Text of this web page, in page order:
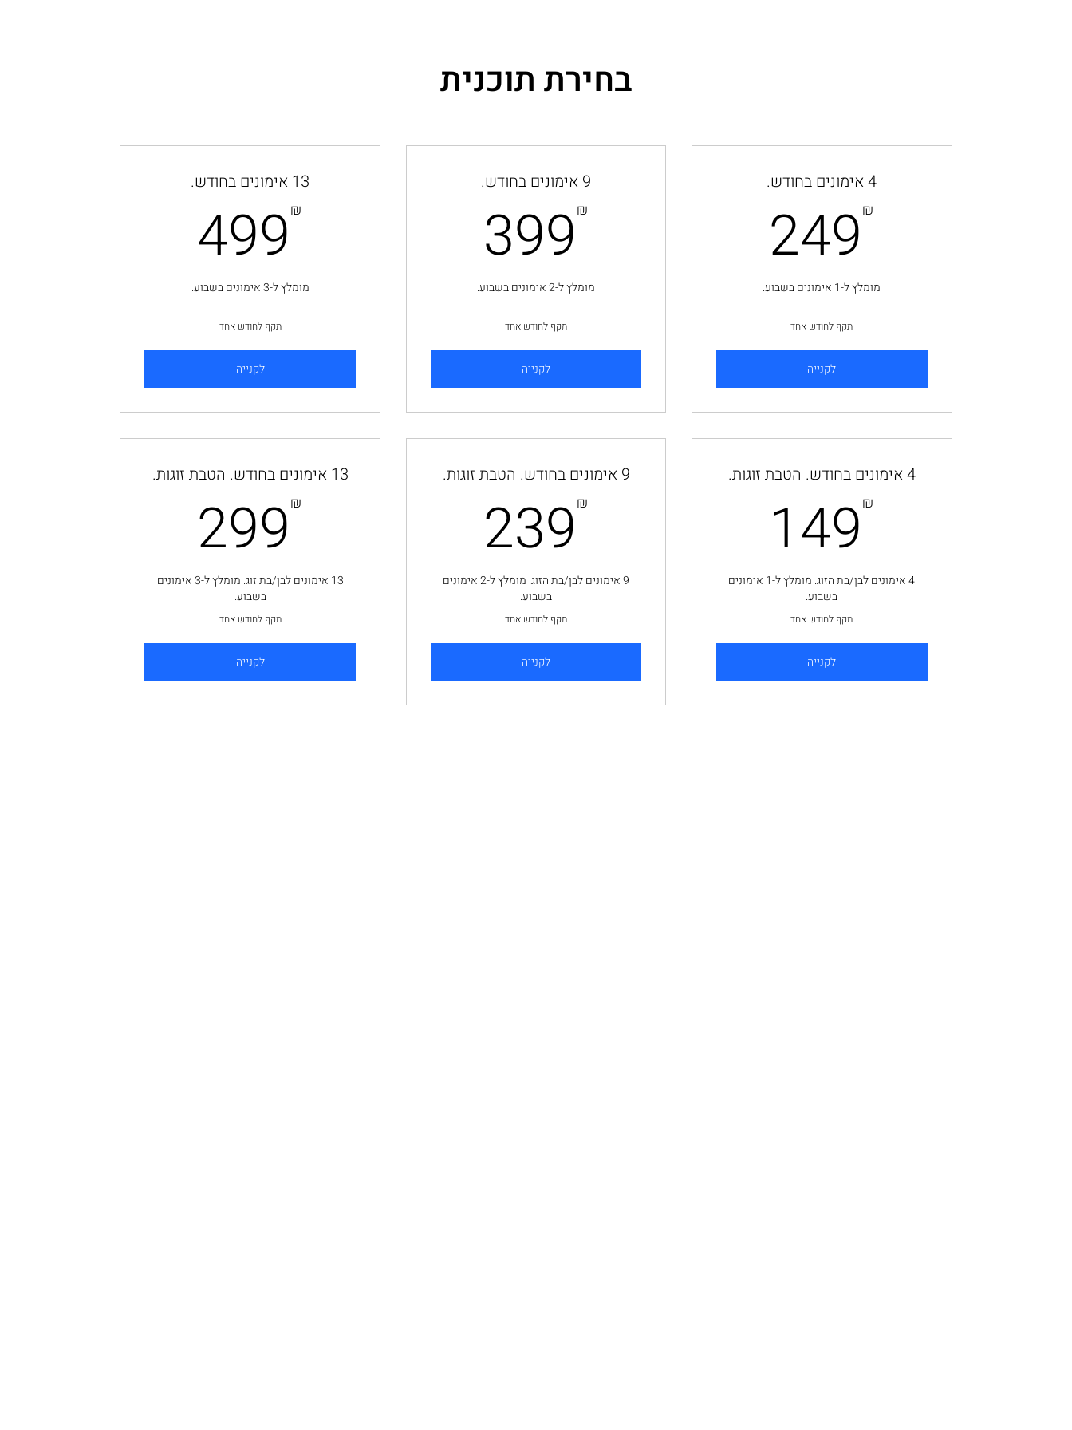
בחירת תוכנית
4 אימונים בחודש.
₪
249
מומלץ ל-1 אימונים בשבוע.
תקף לחודש אחד
לקנייה
9 אימונים בחודש.
₪
399
מומלץ ל-2 אימונים בשבוע.
תקף לחודש אחד
לקנייה
13 אימונים בחודש.
₪
499
מומלץ ל-3 אימונים בשבוע.
תקף לחודש אחד
לקנייה
4 אימונים בחודש. הטבת זוגות.
₪
149
4 אימונים לבן/בת הזוג. מומלץ ל-1 אימונים
בשבוע.
תקף לחודש אחד
לקנייה
9 אימונים בחודש. הטבת זוגות.
₪
239
9 אימונים לבן/בת הזוג. מומלץ ל-2 אימונים
בשבוע.
תקף לחודש אחד
לקנייה
13 אימונים בחודש. הטבת זוגות.
₪
299
13 אימונים לבן/בת זוג. מומלץ ל-3 אימונים
בשבוע.
תקף לחודש אחד
לקנייה